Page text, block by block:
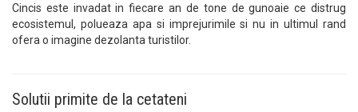
Cincis este invadat in fiecare an de tone de gunoaie ce distrug
ecosistemul, polueaza apa si imprejurimile si nu in ultimul rand
ofera o imagine dezolanta turistilor.
Solutii primite de la cetateni